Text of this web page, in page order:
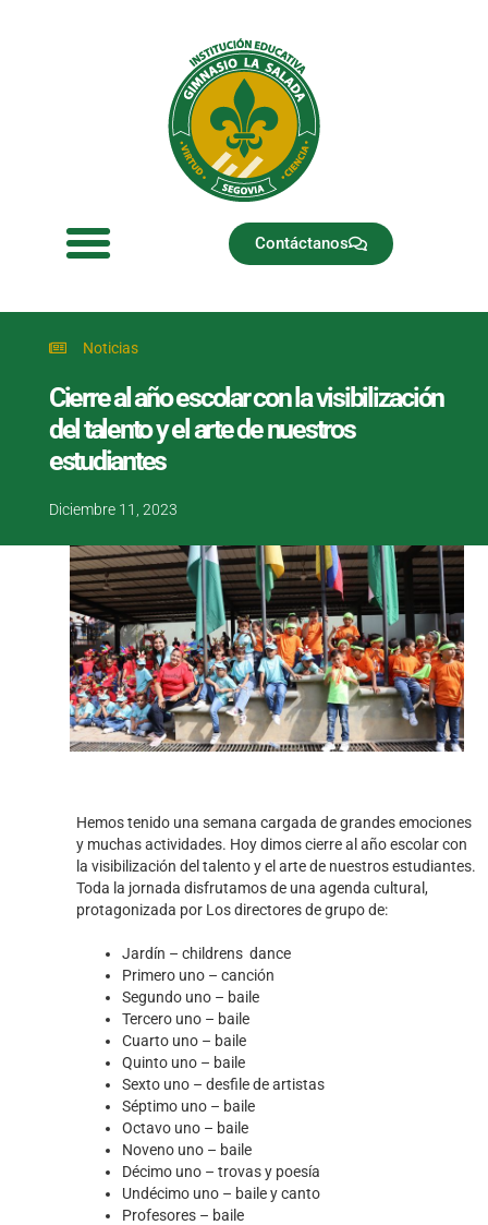
Contáctanos
Noticias
Cierre al año escolar con la visibilización
del talento y el arte de nuestros
estudiantes
Diciembre 11, 2023
Hemos tenido una semana cargada de grandes emociones
y muchas actividades. Hoy dimos cierre al año escolar con
la visibilización del talento y el arte de nuestros estudiantes.
Toda la jornada disfrutamos de una agenda cultural,
protagonizada por Los directores de grupo de:
Jardín – childrens dance
Primero uno – canción
Segundo uno – baile
Tercero uno – baile
Cuarto uno – baile
Quinto uno – baile
Sexto uno – desfile de artistas
Séptimo uno – baile
Octavo uno – baile
Noveno uno – baile
Décimo uno – trovas y poesía
Undécimo uno – baile y canto
Profesores – baile